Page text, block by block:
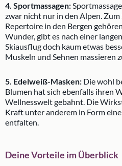
4. Sportmassagen:
zwar nicht nur in den Alpen.
Repertoire in den Bergen
Wunder, gibt es nach einer
Skiausflug doch kaum etwas
Muskeln und Sehnen massieren
5. Edelweiß-Masken: Die wohl
Blumen hat sich ebenfalls ihren
Wellnesswelt gebahnt. Die
Kraft unter anderem in Form
entfalten.
Deine Vorteile im Überblick